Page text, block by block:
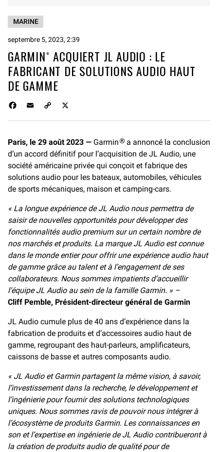
MARINE
septembre 5, 2023, 2:39
GARMIN® ACQUIERT JL AUDIO : LE
FABRICANT DE SOLUTIONS AUDIO HAUT
DE GAMME
b
o
o
k
l
L
i
n
k
Paris, le 29 août 2023 — Garmin ® a annoncé la conclusion
d’un accord définitif pour l’acquisition de JL Audio, une
société américaine privée qui conçoit et fabrique des
solutions audio pour les bateaux, automobiles, véhicules
de sports mécaniques, maison et camping-cars.
« La longue expérience de JL Audio nous permettra de
saisir de nouvelles opportunités pour développer des
fonctionnalités audio premium sur un certain nombre de
nos marchés et produits. La marque JL Audio est connue
dans le monde entier pour offrir une expérience audio haut
de gamme grâce au talent et à l’engagement de ses
collaborateurs. Nous sommes impatients d’accueillir
l’équipe JL Audio au sein de la famille Garmin. » –
Cliff Pemble, Président-directeur général de Garmin
JL Audio cumule plus de 40 ans d’expérience dans la
fabrication de produits et d’accessoires audio haut de
gamme, regroupant des haut-parleurs, amplificateurs,
caissons de basse et autres composants audio.
« JL Audio et Garmin partagent la même vision, à savoir,
l’investissement dans la recherche, le développement et
l’ingénierie pour fournir des solutions technologiques
uniques. Nous sommes ravis de pouvoir nous intégrer à
l’écosystème de produits Garmin. Les connaissances en
son et l’expertise en ingénierie de JL Audio contribueront à
la création de produits audio de qualité pour de